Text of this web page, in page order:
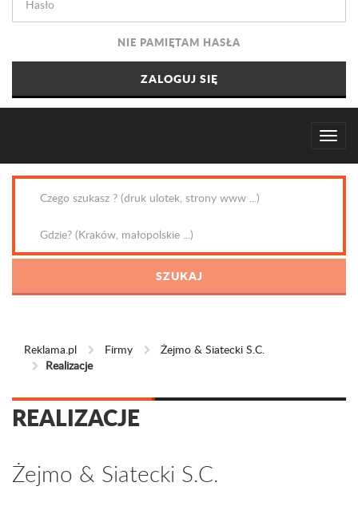
NIE PAMIĘTAM HASŁA
Reklama.pl Firmy
Żejmo & Siatecki S.C.
Realizacje
REALIZACJE
Żejmo & Siatecki S.C.